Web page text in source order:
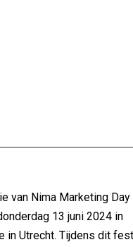
van Nima Marketing
13 juni 2024 in
in Utrecht. Tijdens dit